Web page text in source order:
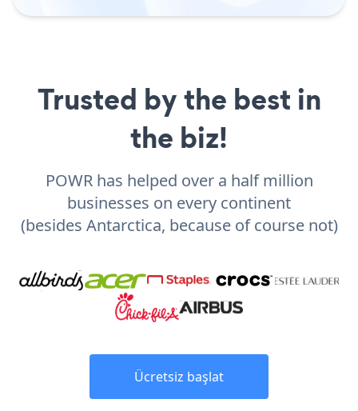
Trusted by the best in
the biz!
POWR has helped over a half million
businesses on every continent
(besides Antarctica, because of course not)
Ücretsiz başlat